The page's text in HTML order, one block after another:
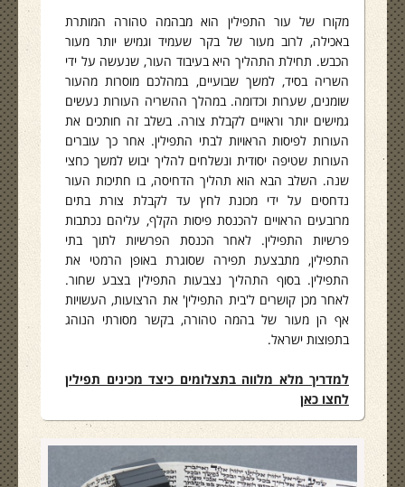
מקורו של עור התפילין הוא מבהמה טהורה המותרת
באכילה, לרוב מעור של בקר שעמיד וגמיש יותר מעור
הכבש. תחילת התהליך היא בעיבוד העור, שנעשה על ידי
השריה בסיד, למשך שבועיים, במהלכם מוסרות מהעור
שומנים, שערות וכדומה. במהלך ההשריה העורות נעשים
גמישים יותר וראויים לקבלת צורה. בשלב זה חותכים את
העורות לפיסות הראויות לבתי התפילין. אחר כך עוברים
העורות שטיפה יסודית ונשלחים להליך יבוש למשך כחצי
שנה. השלב הבא הוא תהליך הדחיסה, בו חתיכות העור
נדחסים על ידי מכונת לחץ עד לקבלת צורת בתים
מרובעים הראויים להכנסת פיסות הקלף, עליהם נכתבות
פרשיות התפילין. לאחר הכנסת הפרשיות לתוך בתי
התפילין, מתבצעת תפירה שסוגרת באופן הרמטי את
התפילין. בסוף התהליך נצבעות התפילין בצבע שחור.
לאחר מכן קושרים ל'בית התפילין' את הרצועות, העשויות
אף הן מעור של בהמה טהורה, בקשר מסורתי הנוהג
בתפוצות ישראל.
למדריך מלא מלווה בתצלומים כיצד מכינים תפילין
לחצו כאן